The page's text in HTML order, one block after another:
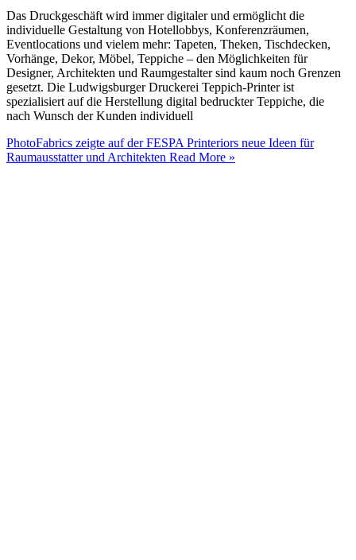
Das Druckgeschäft wird immer digitaler und ermöglicht die
individuelle Gestaltung von Hotellobbys, Konferenzräumen,
Eventlocations und vielem mehr: Tapeten, Theken, Tischdecken,
Vorhänge, Dekor, Möbel, Teppiche – den Möglichkeiten für
Designer, Architekten und Raumgestalter sind kaum noch Grenzen
gesetzt. Die Ludwigsburger Druckerei Teppich-Printer ist
spezialisiert auf die Herstellung digital bedruckter Teppiche, die
nach Wunsch der Kunden individuell
PhotoFabrics zeigte auf der FESPA Printeriors neue Ideen für
Raumausstatter und Architekten Read More »